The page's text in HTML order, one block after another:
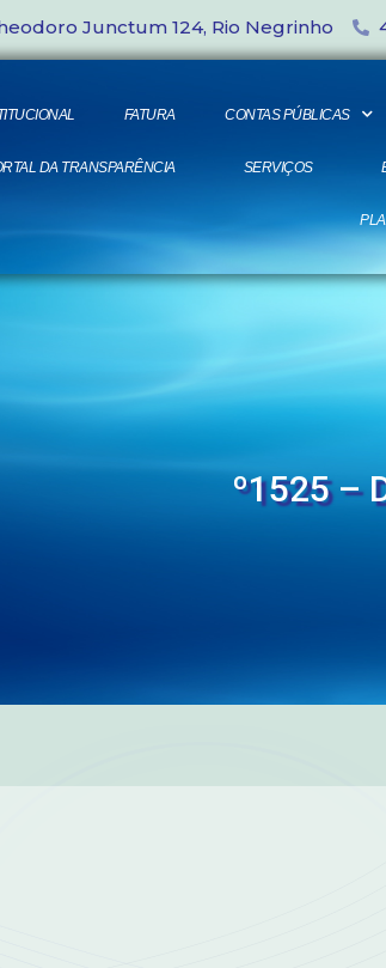
Junctum 124, Rio Negrinho
FATURA CONTAS PÚBLICAS
DA TRANSPARÊNCIA SERVIÇOS
º1525 –